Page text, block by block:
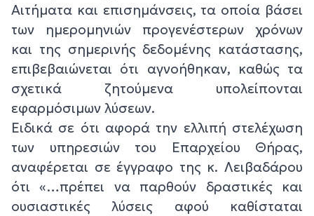
Αιτήματα και επισημάνσεις, τα οποία βάσει
των ημερομηνιών προγενέστερων χρόνων
και της σημερινής δεδομένης κατάστασης,
επιβεβαιώνεται ότι αγνοήθηκαν, καθώς τα
σχετικά ζητούμενα υπολείπονται
εφαρμόσιμων λύσεων.
Ειδικά σε ότι αφορά την ελλιπή στελέχωση
των υπηρεσιών του Επαρχείου Θήρας,
αναφέρεται σε έγγραφο της κ. Λειβαδάρου
ότι «…πρέπει να παρθούν δραστικές και
ουσιαστικές λύσεις αφού καθίσταται